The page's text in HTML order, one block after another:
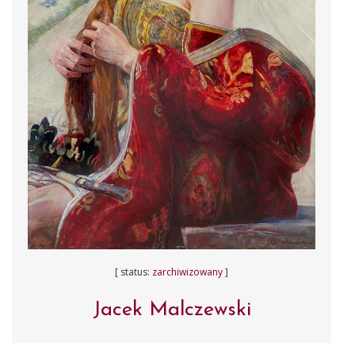
[ status: zarchiwizowany]
Jacek Malczewski